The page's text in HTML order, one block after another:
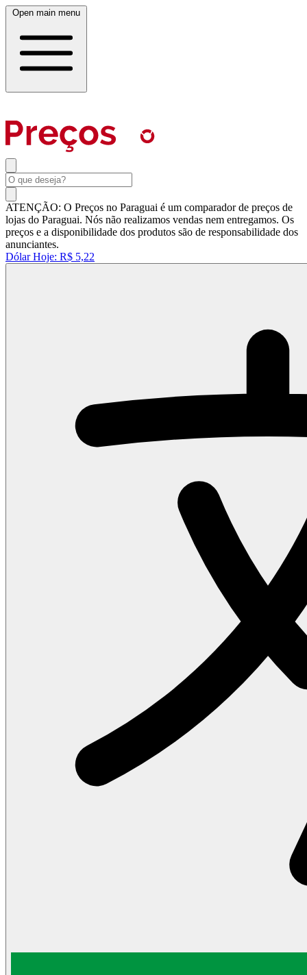
Open main menu
ATENÇÃO: O Preços no Paraguai é um comparador de preços de
lojas do Paraguai. Nós não realizamos vendas nem entregamos. Os
preços e a disponibilidade dos produtos são de responsabilidade dos
anunciantes.
Dólar Hoje: R$ 5,22